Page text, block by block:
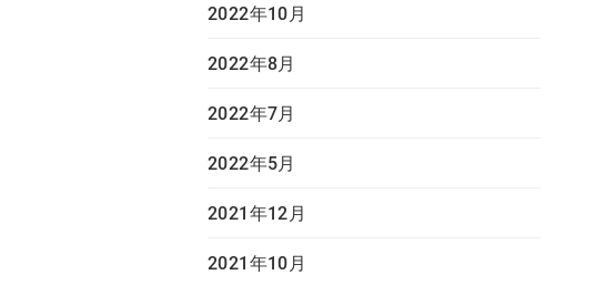
2022年10月
2022年8月
2022年7月
2022年5月
2021年12月
2021年10月